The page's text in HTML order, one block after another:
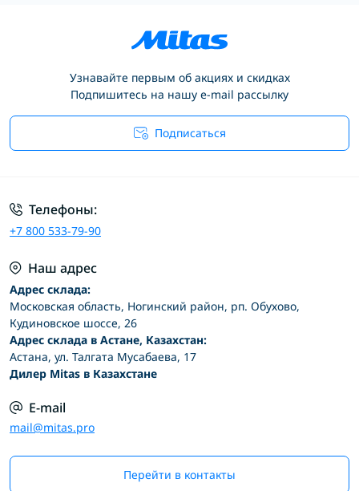
Узнавайте первым об акциях и скидках
Подпишитесь на нашу e-mail рассылку
Подписаться
Телефоны:
+7 800 533-79-90
Наш адрес
Адрес склада:
Московская область, Ногинский район, рп. Обухово,
Кудиновское шоссе, 26
Адрес склада в Астане, Казахстан:
Астана, ул. Талгата Мусабаева, 17
Дилер Mitas в Казахстане
E-mail
mail@mitas.pro
Перейти в контакты